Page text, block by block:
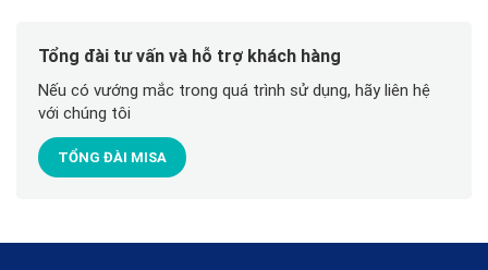
Tổng đài tư vấn và hỗ trợ khách hàng
Nếu có vướng mắc trong quá trình sử dụng, hãy liên hệ
với chúng tôi
TỔNG ĐÀI MISA